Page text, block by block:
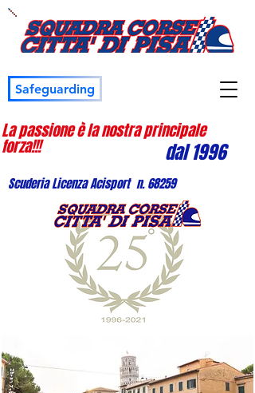
Safeguarding
La passione è la nostra principale
forza!!! dal 1996
Scuderia Licenza Acisport n. 68259